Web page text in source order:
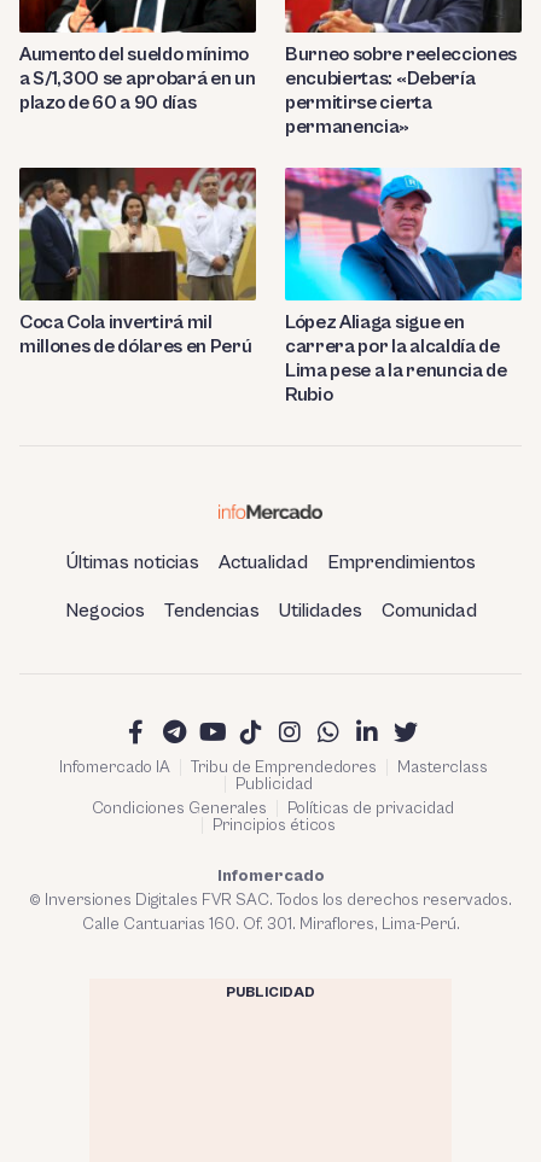
Aumento del sueldo mínimo
a S/1,300 se aprobará en un
plazo de 60 a 90 días
Burneo sobre reelecciones
encubiertas: «Debería
permitirse cierta
permanencia»
Coca Cola invertirá mil
millones de dólares en Perú
López Aliaga sigue en
carrera por la alcaldía de
Lima pese a la renuncia de
Rubio
Últimas noticias Actualidad Emprendimientos
Negocios Tendencias Utilidades Comunidad
Infomercado IA Tribu de Emprendedores
Masterclass
Publicidad
Condiciones Generales
Políticas de privacidad
Principios éticos
Infomercado
© Inversiones Digitales FVR SAC. Todos los derechos reservados.
Calle Cantuarias 160. Of. 301. Miraflores, Lima-Perú.
PUBLICIDAD